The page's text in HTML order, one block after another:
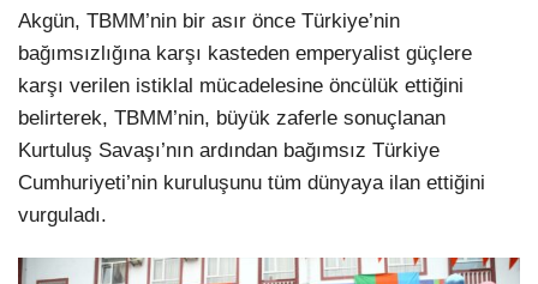
Akgün, TBMM’nin bir asır önce Türkiye’nin
bağımsızlığına karşı kasteden emperyalist güçlere
karşı verilen istiklal mücadelesine öncülük ettiğini
belirterek, TBMM’nin, büyük zaferle sonuçlanan
Kurtuluş Savaşı’nın ardından bağımsız Türkiye
Cumhuriyeti’nin kuruluşunu tüm dünyaya ilan ettiğini
vurguladı.